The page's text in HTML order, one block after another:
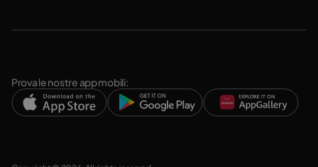
Prova le nostre app mobili: